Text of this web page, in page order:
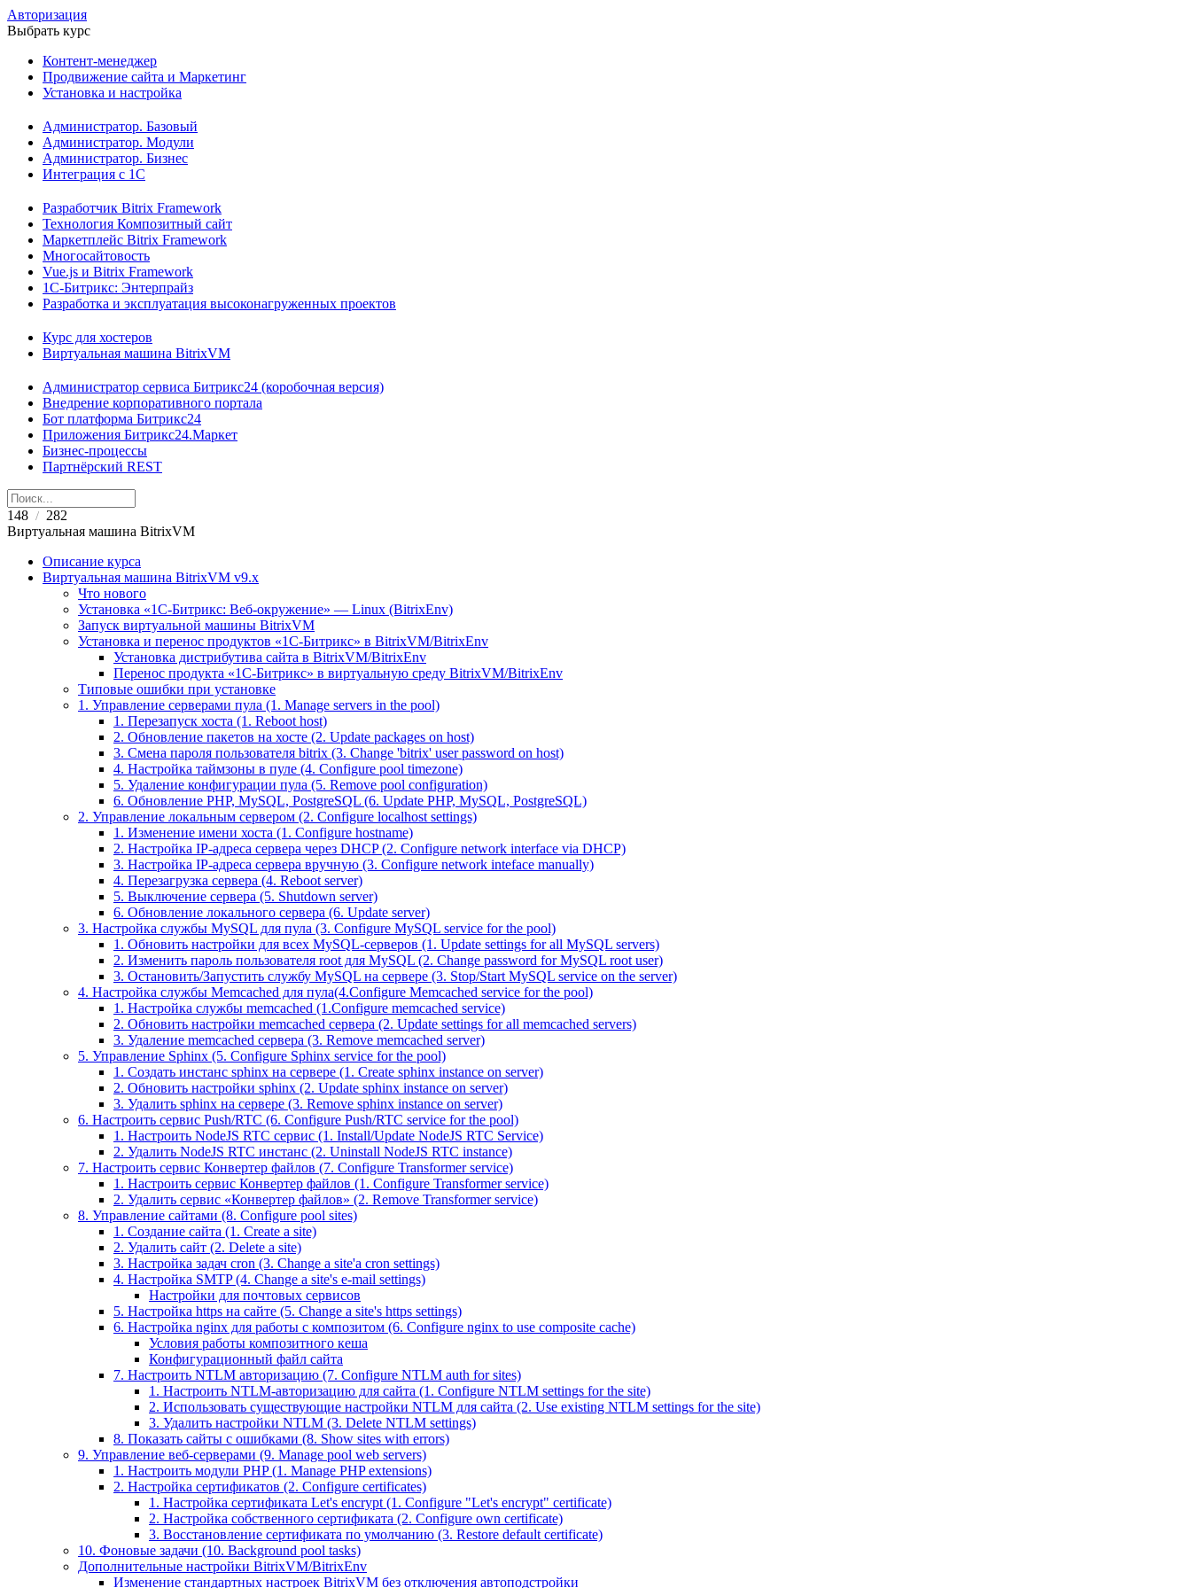
Авторизация
Выбрать курс
Контент-менеджер
Продвижение сайта и Маркетинг
Установка и настройка
Администратор. Базовый
Администратор. Модули
Администратор. Бизнес
Интеграция с 1С
Разработчик Bitrix Framework
Технология Композитный сайт
Маркетплейс Bitrix Framework
Многосайтовость
Vue.js и Bitrix Framework
1С-Битрикс: Энтерпрайз
Разработка и эксплуатация высоконагруженных проектов
Курс для хостеров
Виртуальная машина BitrixVM
Администратор сервиса Битрикс24 (коробочная версия)
Внедрение корпоративного портала
Бот платформа Битрикс24
Приложения Битрикс24.Маркет
Бизнес-процессы
Партнёрский REST
148 / 282
Виртуальная машина BitrixVM
Описание курса
Виртуальная машина BitrixVM v9.x
Что нового
Установка «1С-Битрикс: Веб-окружение» — Linux (BitrixEnv)
Запуск виртуальной машины BitrixVM
Установка и перенос продуктов «1С-Битрикс» в BitrixVM/BitrixEnv
Установка дистрибутива сайта в BitrixVM/BitrixEnv
Перенос продукта «1C-Битрикс» в виртуальную среду BitrixVM/BitrixEnv
Типовые ошибки при установке
1. Управление серверами пула (1. Manage servers in the pool)
1. Перезапуск хоста (1. Reboot host)
2. Обновление пакетов на хосте (2. Update packages on host)
3. Смена пароля пользователя bitrix (3. Change 'bitrix' user password on host)
4. Настройка таймзоны в пуле (4. Configure pool timezone)
5. Удаление конфигурации пула (5. Remove pool configuration)
6. Обновление PHP, MySQL, PostgreSQL (6. Update PHP, MySQL, PostgreSQL)
2. Управление локальным сервером (2. Configure localhost settings)
1. Изменение имени хоста (1. Configure hostname)
2. Настройка IP-адреса сервера через DHCP (2. Configure network interface via DHCP)
3. Настройка IP-адреса сервера вручную (3. Configure network inteface manually)
4. Перезагрузка сервера (4. Reboot server)
5. Выключение сервера (5. Shutdown server)
6. Обновление локального сервера (6. Update server)
3. Настройка службы MySQL для пула (3. Configure MySQL service for the pool)
1. Обновить настройки для всех MySQL-серверов (1. Update settings for all MySQL servers)
2. Изменить пароль пользователя root для MySQL (2. Change password for MySQL root user)
3. Остановить/Запустить службу MySQL на сервере (3. Stop/Start MySQL service on the server)
4. Настройка службы Memcached для пула(4.Configure Memcached service for the pool)
1. Настройка службы memcached (1.Configure memcached service)
2. Обновить настройки memcached сервера (2. Update settings for all memcached servers)
3. Удаление memcached сервера (3. Remove memcached server)
5. Управление Sphinx (5. Configure Sphinx service for the pool)
1. Создать инстанс sphinx на сервере (1. Create sphinx instance on server)
2. Обновить настройки sphinx (2. Update sphinx instance on server)
3. Удалить sphinx на сервере (3. Remove sphinx instance on server)
6. Настроить сервис Push/RTC (6. Configure Push/RTC service for the pool)
1. Настроить NodeJS RTC сервис (1. Install/Update NodeJS RTC Service)
2. Удалить NodeJS RTC инстанс (2. Uninstall NodeJS RTC instance)
7. Настроить сервис Конвертер файлов (7. Configure Transformer service)
1. Настроить сервис Конвертер файлов (1. Configure Transformer service)
2. Удалить сервис «Конвертер файлов» (2. Remove Transformer service)
8. Управление сайтами (8. Configure pool sites)
1. Создание сайта (1. Create a site)
2. Удалить сайт (2. Delete a site)
3. Настройка задач cron (3. Change a site'a cron settings)
4. Настройка SMTP (4. Change a site's e-mail settings)
Настройки для почтовых сервисов
5. Настройка https на сайте (5. Change a site's https settings)
6. Настройка nginx для работы с композитом (6. Configure nginx to use composite cache)
Условия работы композитного кеша
Конфигурационный файл сайта
7. Настроить NTLM авторизацию (7. Configure NTLM auth for sites)
1. Настроить NTLM-авторизацию для сайта (1. Configure NTLM settings for the site)
2. Использовать существующие настройки NTLM для сайта (2. Use existing NTLM settings for the site)
3. Удалить настройки NTLM (3. Delete NTLM settings)
8. Показать сайты с ошибками (8. Show sites with errors)
9. Управление веб-серверами (9. Manage pool web servers)
1. Настроить модули PHP (1. Manage PHP extensions)
2. Настройка сертификатов (2. Configure certificates)
1. Настройка сертификата Let's encrypt (1. Configure "Let's encrypt" certificate)
2. Настройка собственного сертификата (2. Configure own certificate)
3. Восстановление сертификата по умолчанию (3. Restore default certificate)
10. Фоновые задачи (10. Background pool tasks)
Дополнительные настройки BitrixVM/BitrixEnv
Изменение стандартных настроек BitrixVM без отключения автоподстройки